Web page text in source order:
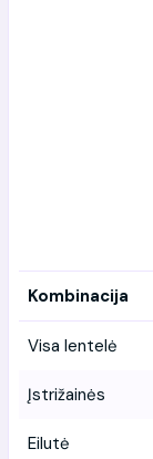
Kombinacija
Visa lentelė
Įstrižainės
Eilutė